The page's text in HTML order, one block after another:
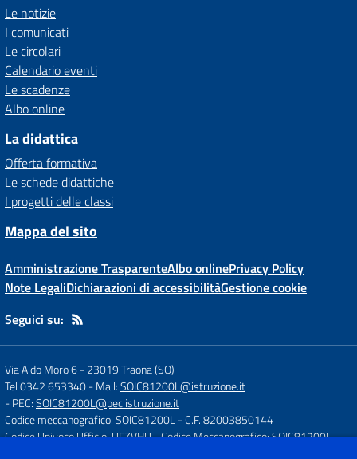
Le notizie
I comunicati
Le circolari
Calendario eventi
Le scadenze
Albo online
La didattica
Offerta formativa
Le schede didattiche
I progetti delle classi
Mappa del sito
Amministrazione TrasparenteAlbo onlinePrivacy Policy
Note LegaliDichiarazioni di accessibilitàGestione cookie
Seguici su:
Via Aldo Moro 6-23019 Traona (SO)
Tel 0342 653340- Mail:SOIC81200L@istruzione.it
- PEC:SOIC81200L@pec.istruzione.it
Codice meccanografico: SOIC81200L- C.F. 82003850144
Codice Univoco Ufficio: UFZVHU- Codice Meccanografico: SOIC81200L